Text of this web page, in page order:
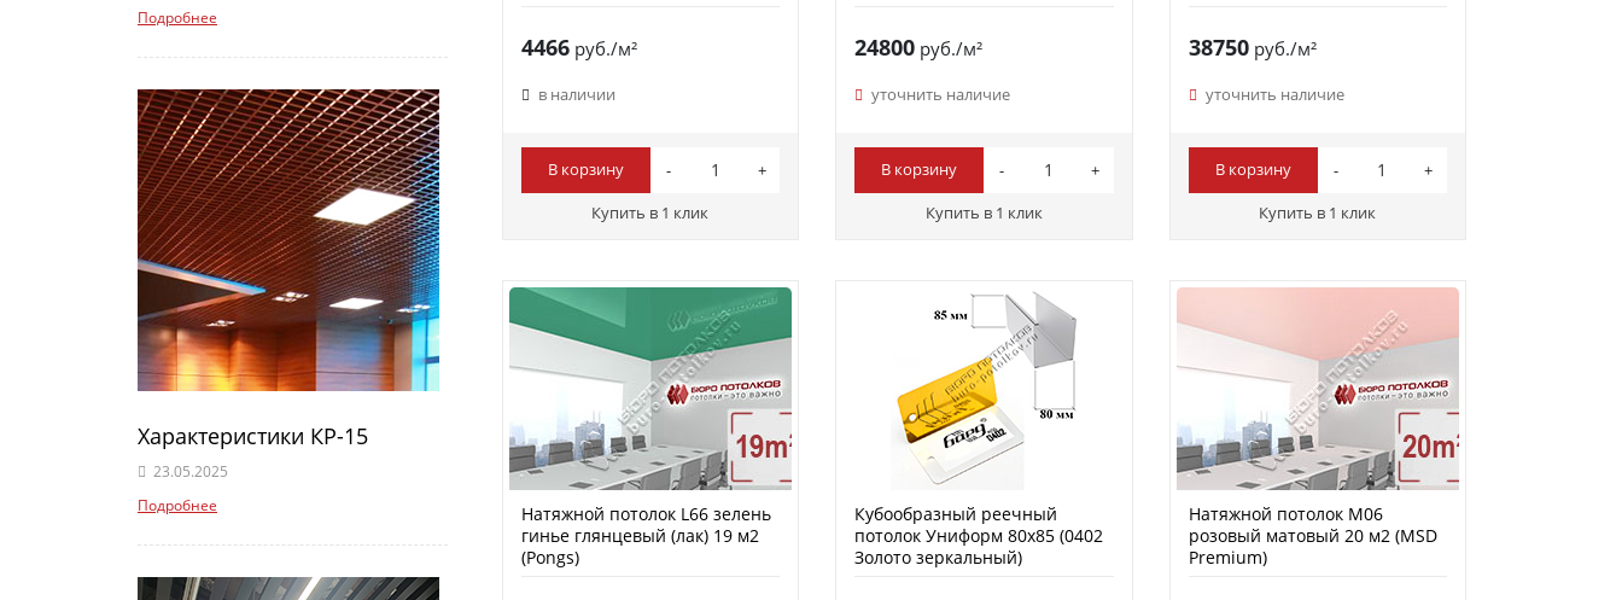
Подробнее
Характеристики КР-15
23.05.2025
Подробнее
4466руб./м²
в наличии
В корзину
Купить в 1 клик
24800 руб./м²
уточнить наличие
В корзину
Купить в 1 клик
38750руб./м²
уточнить наличие
В корзину
Купить в 1 клик
Натяжной потолок L66 зелень
гинье глянцевый (лак) 19 м2
(Pongs)
Кубообразный реечный
потолок Униформ 80х85 (0402
Золото зеркальный)
Натяжной потолок M06
розовый матовый 20 м2 (MSD
Premium)